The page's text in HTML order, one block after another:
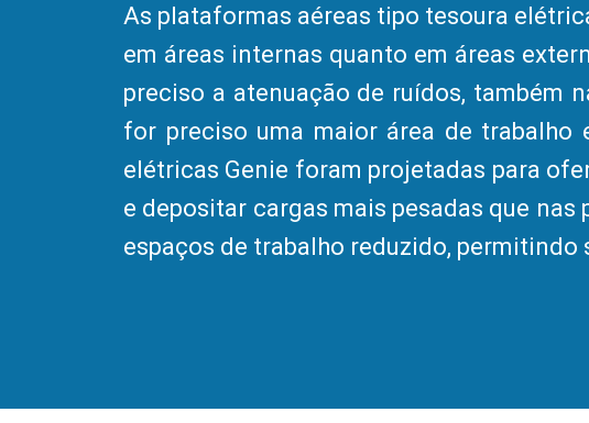
As plataformas aéreas tipo tesoura
em áreas internas quanto em áreas
preciso a atenuação de ruídos, também
for preciso uma maior área de trabalho
elétricas Genie foram projetadas para
e depositar cargas mais pesadas que
espaços de trabalho reduzido,